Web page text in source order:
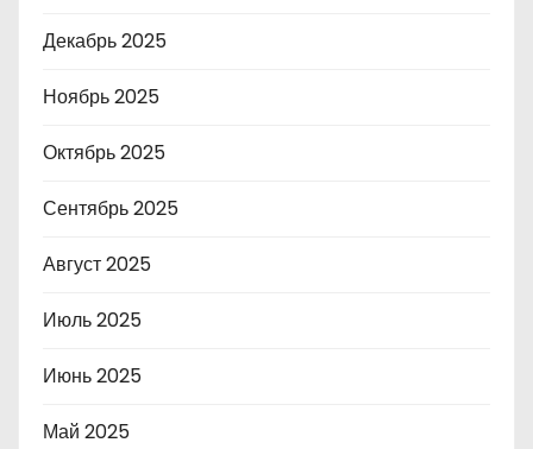
Декабрь 2025
Ноябрь 2025
Октябрь 2025
Сентябрь 2025
Август 2025
Июль 2025
Июнь 2025
Май 2025